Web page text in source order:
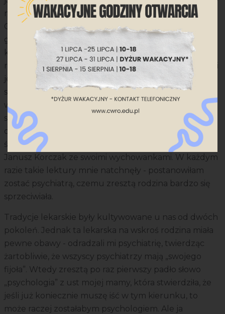
na moje zainteresowania miała również literatura.
Chodziłam do IX klasy (obecnie odpowiednik III klasy
gimnazjum - przyp. red.), kiedy bardzo modna była
książka Van der Meerscha „Ciała i dusze”. Jej akcja
rozgrywała się w latach 30., opowiadała o psychiatrze i
jego pacjentach, a napisana była w fascynujący
sposób. Duże wrażenie wywarły na mnie również
wspomnienia o psychiatrach z czasów wojny -
szczególnie zapadło mi w pamięć zwłaszcza
opowiadanie o doktor Kamińskiej, która poszła na
śmierć razem ze swoimi pacjentami, podobnie jak
Janusz Korczak ze swoimi wychowankami. W każdym
razie takie lektury mnie natchnęły - postanowiłam
zostać psychiatrą, czemu zresztą rodzina bardzo się
sprzeciwiała.
Tradycje lekarskie były kultywowane u nas od dwóch
pokoleń. Jednak ta lekarska na wskroś rodzina miała
pewne obawy - odradzali mi psychiatrię, twierdząc
żartobliwie, że wszyscy psychiatrzy mają „swojego
fijoła”. Wtedy zresztą po raz pierwszy padło słowo
„psychologia” z ust mojej mamy, która stwierdziła, że
jeśli już koniecznie muszę iść w tym kierunku, to
może raczej zostałabym psychologiem. Ale ja